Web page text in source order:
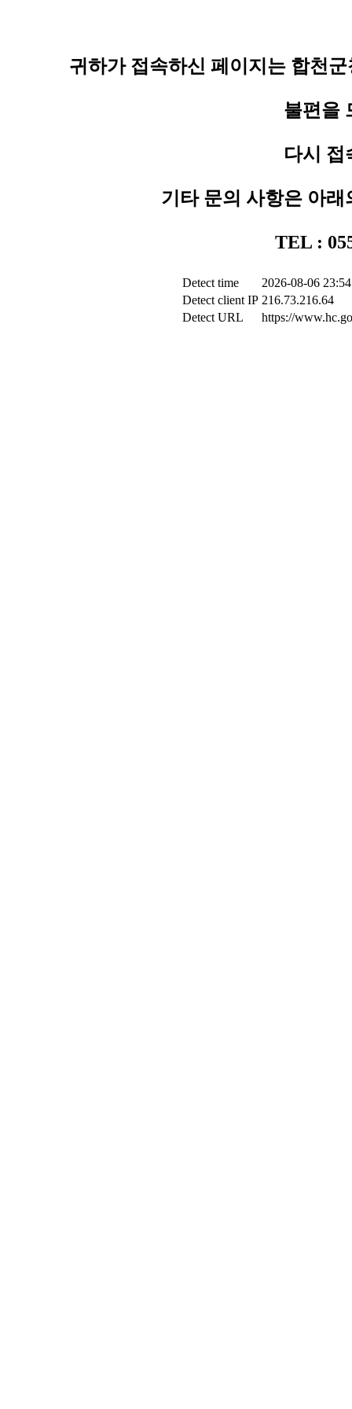
귀하가 접속하신 페이지는 합천
불편을
다시 접
기타 문의 사항은 아
TEL :
Detect time
2026-08-06
Detect client IP 216.73.216.64
Detect URL
https://